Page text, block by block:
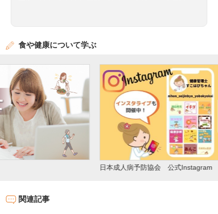
食や健康について学ぶ
日本成人病予防協会 公式Instagram 文
関連記事